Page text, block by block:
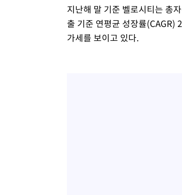
지난해 말 기준 벨로시티는 총
출 기준 연평균 성장률(CAGR)
가세를 보이고 있다.